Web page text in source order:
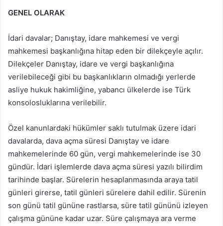
GENEL OLARAK
İdari davalar; Danıştay, idare mahkemesi ve vergi
mahkemesi başkanlığına hitap eden bir dilekçeyle açılır.
Dilekçeler Danıştay, idare ve vergi başkanlığına
verilebileceği gibi bu başkanlıkların olmadığı yerlerde
asliye hukuk hakimliğine, yabancı ülkelerde ise Türk
konsolosluklarına verilebilir.
Özel kanunlardaki hükümler saklı tutulmak üzere idari
davalarda, dava açma süresi Danıştay ve idare
mahkemelerinde 60 gün, vergi mahkemelerinde ise 30
gündür. İdari işlemlerde dava açma süresi yazılı bilirdim
tarihinde başlar. Sürelerin hesaplanmasında araya tatil
günleri girerse, tatil günleri sürelere dahil edilir. Sürenin
son günü tatil gününe rastlarsa, süre tatil gününü izleyen
çalışma gününe kadar uzar. Süre çalışmaya ara verme